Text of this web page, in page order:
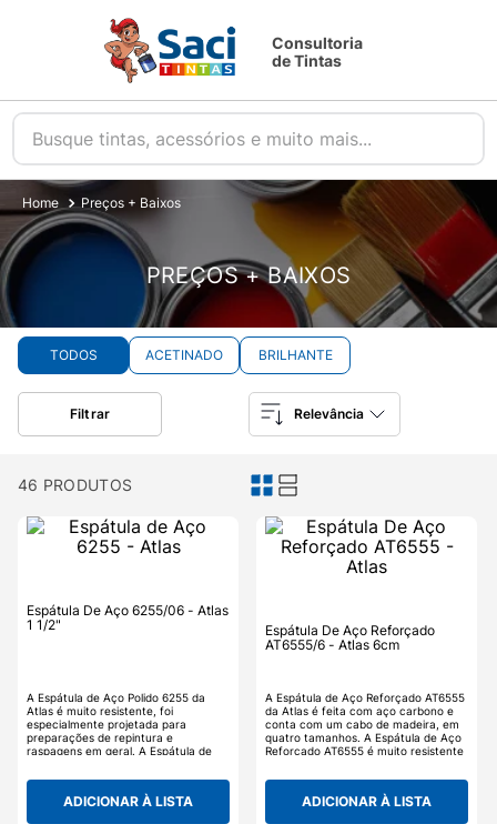
Consultoria
de Tintas
Busque tintas, acessórios e muito mais...
Preços + Baixos
PREÇOS + BAIXOS
TODOS ACETINADO BRILHANTE
Filtrar Relevância
46 PRODUTOS
Espátula De Aço 6255/06 - Atlas
1 1/2"
A Espátula de Aço Polido 6255 da
Atlas é muito resistente, foi
especialmente projetada para
preparações de repintura e
raspagens em geral. A Espátula de
no acabamento.
ADICIONAR À LISTA
Espátula De Aço Reforçado
AT6555/6 - Atlas 6cm
A Espátula de Aço Reforçado AT6555
da Atlas é feita com aço carbono e
conta com um cabo de madeira, em
quatro tamanhos. A Espátula de Aço
Reforçado AT6555 é muito resistente
preparações de repintura e
ADICIONAR À LISTA